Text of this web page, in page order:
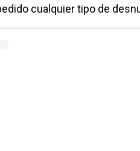
cualquier tipo de